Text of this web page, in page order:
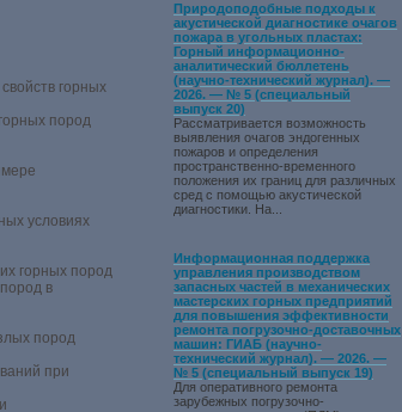
горных
пород
условиях
горных пород
в
пород
при
Природоподобные подходы к
акустической диагностике очагов
пожара в угольных пластах:
Горный информационно-
аналитический бюллетень
(научно-технический журнал). —
2026. — № 5 (специальный
выпуск 20)
Рассматривается возможность
выявления очагов эндогенных
пожаров и определения
пространственно-временного
положения их границ для различных
сред с помощью акустической
диагностики. На...
Информационная поддержка
управления производством
запасных частей в механических
мастерских горных предприятий
для повышения эффективности
ремонта погрузочно-доставочных
машин: ГИАБ (научно-
технический журнал). — 2026. —
№ 5 (специальный выпуск 19)
Для оперативного ремонта
зарубежных погрузочно-